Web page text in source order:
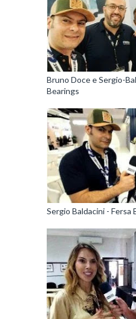
Bruno Doce e Sergio-
Bearings
Sergio Baldacini - Fersa